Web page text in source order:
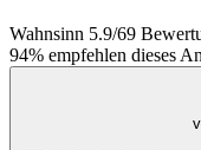
Wahnsinn 5.9/69
94% empfehlen dieses